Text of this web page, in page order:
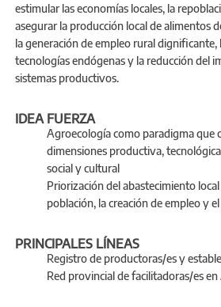
estimular las economías locales, la
asegurar la producción local de alimentos
la generación de empleo rural dignificante,
tecnologías endógenas y la reducción del
sistemas productivos.
IDEA FUERZA
Agroecología como paradigma que
dimensiones productiva,
social y cultural
Priorización del abastecimiento
población, la creación de empleo y
PRINCIPALES LÍNEAS
Registro de productoras/es y
Red provincial de facilitadoras/es